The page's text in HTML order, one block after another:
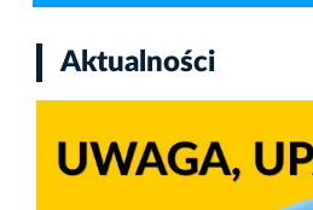
Aktualności